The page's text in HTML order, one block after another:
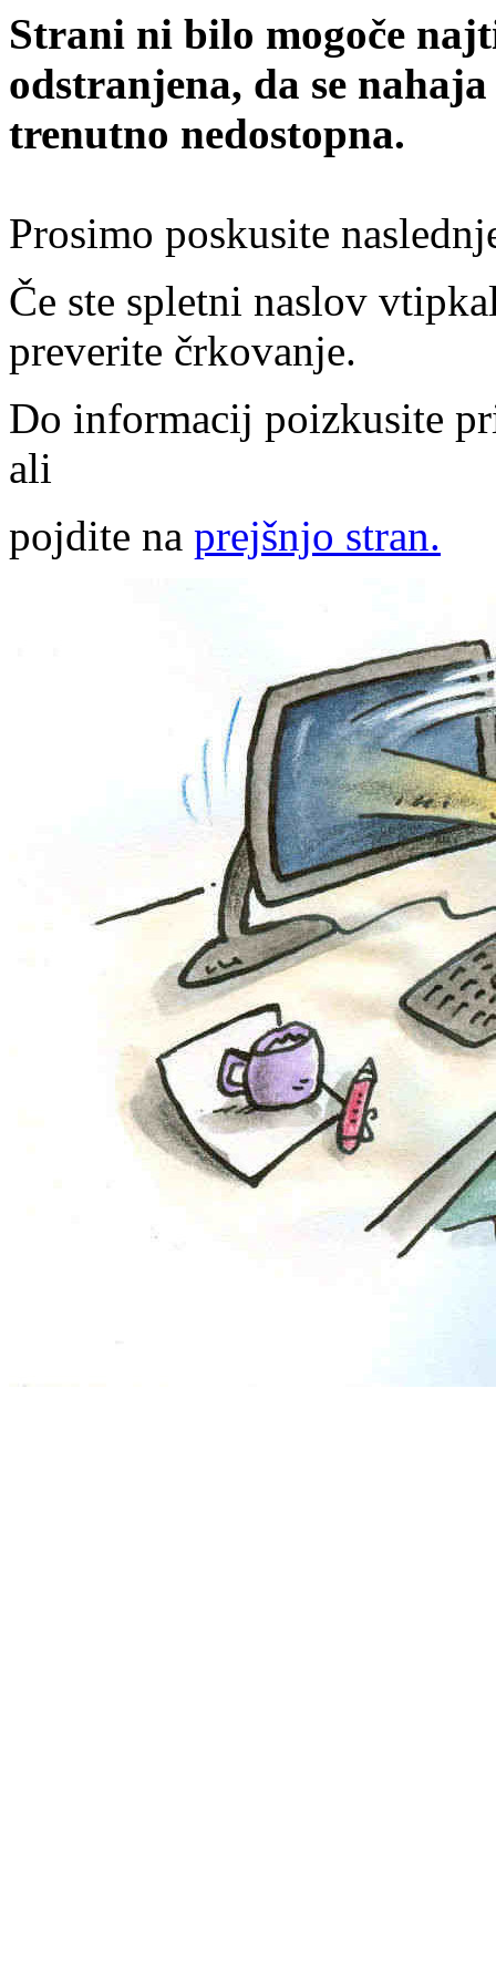
Strani ni bilo mogoče
odstranjena, da se
trenutno nedostopna.
Prosimo poskusite
Če ste spletni naslov
preverite črkovanje.
Do informacij poizkusite
ali
pojdite na prejšnjo stran.